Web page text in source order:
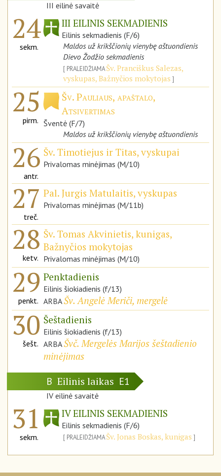
III eilinė savaitė
24
sekm.
III EILINIS SEKMADIENIS
Eilinis sekmadienis (F/6)
Maldos už krikščionių vienybę aštuondienis
Dievo Žodžio sekmadienis
PRALEIDŽIAMAŠv. Pranciškus Salezas,
vyskupas, Bažnyčios mokytojas
25
pirm.
Šv. Pauliaus, apaštalo,
Atsivertimas
Šventė (F/7)
Maldos už krikščionių vienybę aštuondienis
26
antr.
Šv. Timotiejus ir Titas, vyskupai
Privalomas minėjimas (M/10)
27
treč.
Pal. Jurgis Matulaitis, vyskupas
Privalomas minėjimas (M/11b)
28
ketv.
Šv. Tomas Akvinietis, kunigas,
Bažnyčios mokytojas
Privalomas minėjimas (M/10)
29
penkt.
Penktadienis
Eilinis šiokiadienis (f/13)
ARBAŠv. Angelė Meriči, mergelė
30
šešt.
Šeštadienis
Eilinis šiokiadienis (f/13)
ARBAŠvč. Mergelės Marijos šeštadienio
minėjimas
B Eilinis laikas E1
IV eilinė savaitė
31
sekm.
IV EILINIS SEKMADIENIS
Eilinis sekmadienis (F/6)
PRALEIDŽIAMAŠv. Jonas Boskas, kunigas